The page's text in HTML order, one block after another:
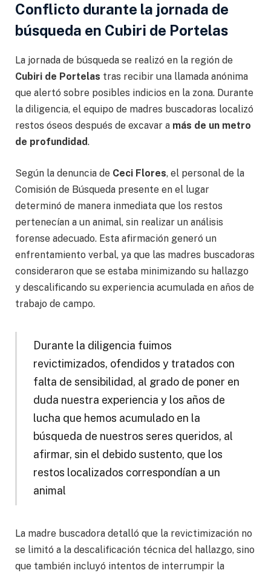
Conflicto durante la jornada de
búsqueda en Cubiri de Portelas
La jornada de búsqueda se realizó en la región de
Cubiri de Portelas tras recibir una llamada anónima
que alertó sobre posibles indicios en la zona. Durante
la diligencia, el equipo de madres buscadoras localizó
restos óseos después de excavar a más de un metro
de profundidad.
Según la denuncia de Ceci Flores, el personal de la
Comisión de Búsqueda presente en el lugar
determinó de manera inmediata que los restos
pertenecían a un animal, sin realizar un análisis
forense adecuado. Esta afirmación generó un
enfrentamiento verbal, ya que las madres buscadoras
consideraron que se estaba minimizando su hallazgo
y descalificando su experiencia acumulada en años de
trabajo de campo.
Durante la diligencia fuimos
revictimizados, ofendidos y tratados con
falta de sensibilidad, al grado de poner en
duda nuestra experiencia y los años de
lucha que hemos acumulado en la
búsqueda de nuestros seres queridos, al
afirmar, sin el debido sustento, que los
restos localizados correspondían a un
animal
La madre buscadora detalló que la revictimización no
se limitó a la descalificación técnica del hallazgo, sino
que también incluyó intentos de interrumpir la